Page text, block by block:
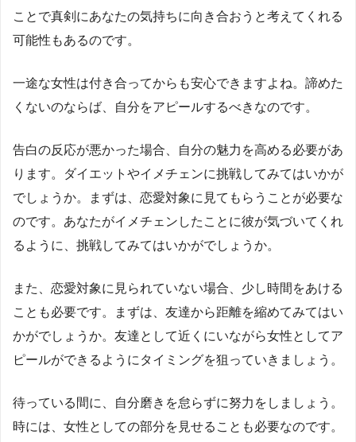
ことで真剣にあなたの気持ちに向き合おうと考えてくれる
可能性もあるのです。
一途な女性は付き合ってからも安心できますよね。諦めた
くないのならば、自分をアピールするべきなのです。
告白の反応が悪かった場合、自分の魅力を高める必要があ
ります。ダイエットやイメチェンに挑戦してみてはいかが
でしょうか。まずは、恋愛対象に見てもらうことが必要な
のです。あなたがイメチェンしたことに彼が気づいてくれ
るように、挑戦してみてはいかがでしょうか。
また、恋愛対象に見られていない場合、少し時間をあける
ことも必要です。まずは、友達から距離を縮めてみてはい
かがでしょうか。友達として近くにいながら女性としてア
ピールができるようにタイミングを狙っていきましょう。
待っている間に、自分磨きを怠らずに努力をしましょう。
時には、女性としての部分を見せることも必要なのです。